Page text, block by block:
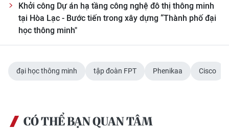
Khởi công Dự án hạ tầng công nghệ đô thị thông minh
tại Hòa Lạc - Bước tiến trong xây dựng “Thành phố đại
học thông minh"
đại học thông minh tập đoàn FPT Phenikaa Cisco
CÓ THỂ BẠN QUAN TÂM